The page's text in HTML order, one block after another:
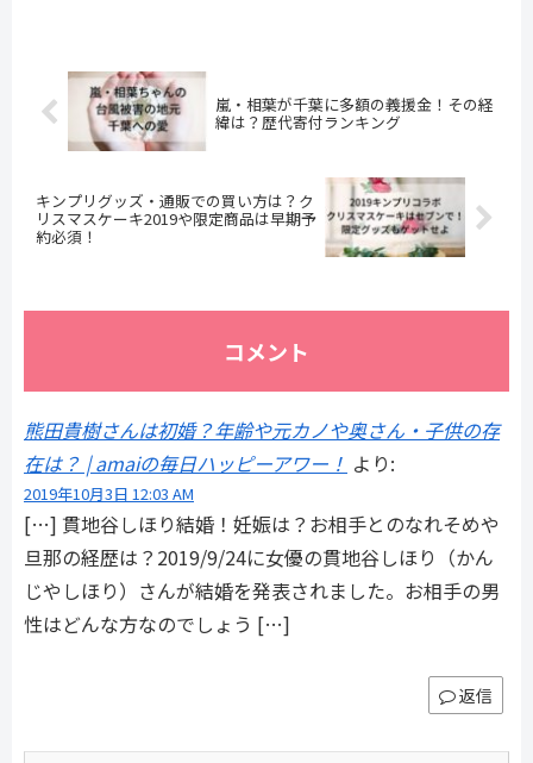
嵐・相葉が千葉に多額の義援金！その経
緯は？歴代寄付ランキング
キンプリグッズ・通販での買い方は？ク
リスマスケーキ2019や限定商品は早期予
約必須！
コメント
熊田貴樹さんは初婚？年齢や元カノや奥さん・子供の存
在は？ | amaiの毎日ハッピーアワー！ より:
2019年10月3日 12:03 AM
[…] 貫地谷しほり結婚！妊娠は？お相手とのなれそめや
旦那の経歴は？2019/9/24に女優の貫地谷しほり（かん
じやしほり）さんが結婚を発表されました。お相手の男
性はどんな方なのでしょう […]
返信